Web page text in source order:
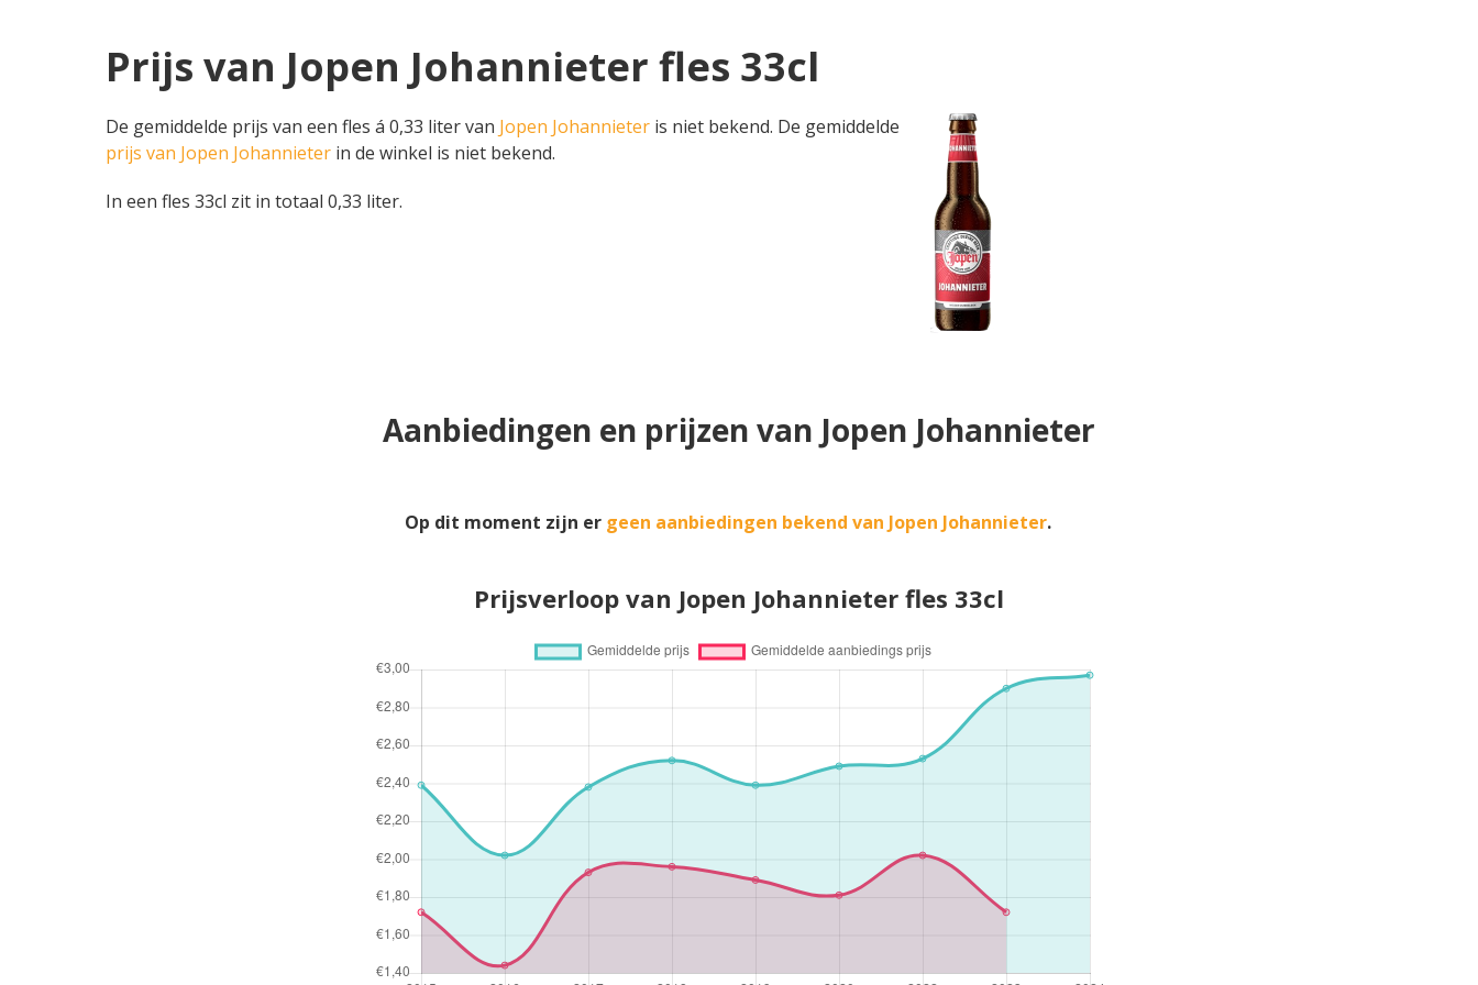
Prijs van Jopen Johannieter fles 33cl
De gemiddelde prijs van een fles á 0,33 liter van Jopen Johannieter is niet bekend. De gemiddelde
prijs van Jopen Johannieter in de winkel is niet bekend.
In een fles 33cl zit in totaal 0,33 liter.
Aanbiedingen en prijzen van Jopen Johannieter
Op dit moment zijn er geen aanbiedingen bekend van Jopen Johannieter.
Prijsverloop van Jopen Johannieter fles 33cl